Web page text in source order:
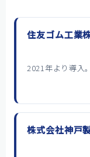
住友ゴム工業
2021年より導入
株式会社神戸